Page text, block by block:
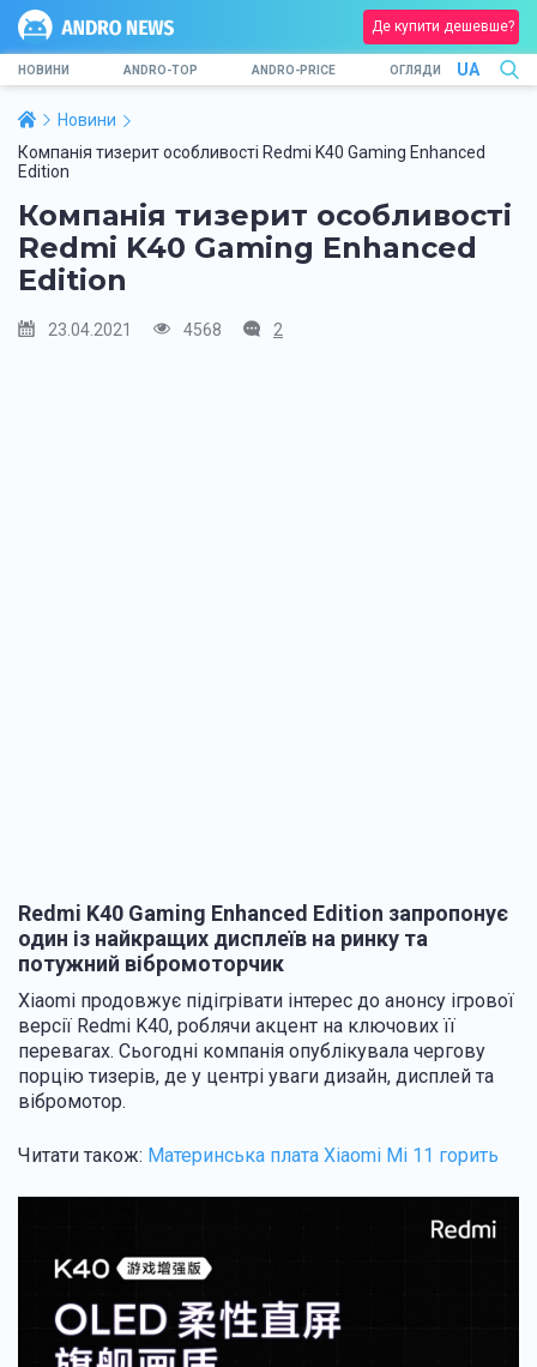
Де купити дешевше?
НОВИНИ ANDRO-TOP ANDRO-PRICE ОГЛЯДИ UA
Новини
Компанія тизерит особливості Redmi K40 Gaming Enhanced
Edition
Компанія тизерит особливості
Redmi K40 Gaming Enhanced
Edition
23.04.2021 4568 2
Redmi K40 Gaming Enhanced Edition запропонує
один із найкращих дисплеїв на ринку та
потужний вібромоторчик
Xiaomi продовжує підігрівати інтерес до анонсу ігрової
версії Redmi K40, роблячи акцент на ключових її
перевагах. Сьогодні компанія опублікувала чергову
порцію тизерів, де у центрі уваги дизайн, дисплей та
вібромотор.
Читати також: Материнська плата Xiaomi Mi 11 горить